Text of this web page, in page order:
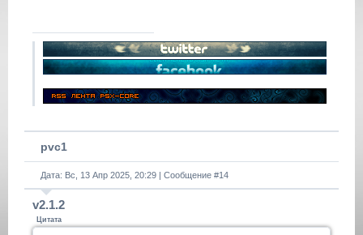
pvc1
Дата: Вс, 13 Апр 2025, 20:29 | Сообщение #14
v2.1.2
Цитата